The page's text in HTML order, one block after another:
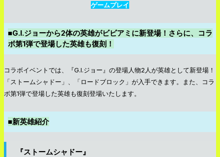
ゲームプレイ
■G.I.ジョーから2体の英雄がビビアミに新登場！さらに、コラ
ボ第1弾で登場した英雄も復刻！
コラボイベントでは、『G.I.ジョー』の登場人物2人が英雄として新登場！
「ストームシャドー」、「ロードブロック」が入手できます。また、コラ
ボ第1弾で登場した英雄も復刻登場いたします。
■新英雄紹介
『ストームシャドー』